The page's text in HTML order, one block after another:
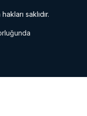
saklıdır.